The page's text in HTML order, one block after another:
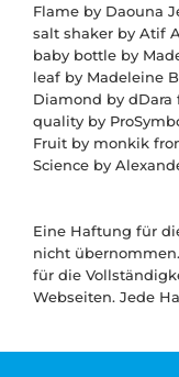
Flame by Daouna
salt shaker by Atif
baby bottle by
leaf by Madeleine
Diamond by
quality by
Fruit by monkik
Science by
Eine Haftung für
nicht
für die
Webseiten. Jede